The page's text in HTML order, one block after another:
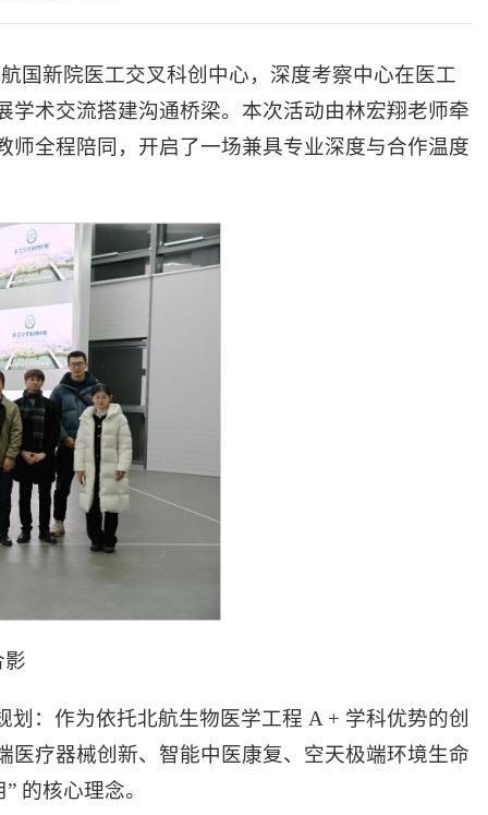
国新院医工交叉科创中心，深度考察中心在医工
术交流搭建沟通桥梁。本次活动由林宏翔老师牵
全程陪同，开启了一场兼具专业深度与合作温度
影
：作为依托北航生物医学工程 A + 学科优势的创
疗器械创新、智能中医康复、空天极端环境生命
的核心理念。